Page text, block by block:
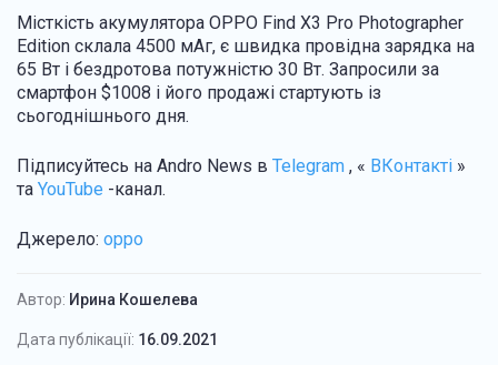
Місткість акумулятора OPPO Find X3 Pro Photographer
Edition склала 4500 мАг, є швидка провідна зарядка на
65 Вт і бездротова потужністю 30 Вт. Запросили за
смартфон $1008 і його продажі стартують із
сьогоднішнього дня.
Підписуйтесь на Andro News в Telegram , « ВКонтакті »
та YouTube -канал.
Джерело: oppo
Автор: Ирина Кошелева
Дата публікації: 16.09.2021